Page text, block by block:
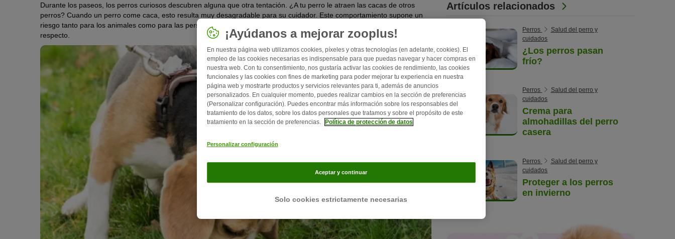
Durante los paseos, los perros curiosos descubren alguna que otra tentación. ¿A tu perro le atraen las cacas de otros
perros? Cuando un perro come caca, esto resulta muy desagradable para su cuidador. Este comportamiento supone un
riesgo tanto para los animales como para las personas. Te explicamos cómo hallar la causa y qué puedes hacer al
respecto.
Artículos relacionados
Perros
Salud del perro y
cuidados
¿Los perros pasan
frío?
Perros
Salud del perro y
cuidados
Crema para
almohadillas del perro
casera
Perros
Salud del perro y
cuidados
Proteger a los perros
en invierno
¡Ayúdanos a mejorar zooplus!
En nuestra página web utilizamos cookies, píxeles y otras tecnologías (en adelante, cookies). El
empleo de las cookies necesarias es indispensable para que puedas navegar y hacer compras en
nuestra web. Con tu consentimiento, nos gustaría activar las cookies de rendimiento, las cookies
funcionales y las cookies con fines de marketing para poder mejorar tu experiencia en nuestra
página web y mostrarte productos y servicios relevantes para ti, además de anuncios
personalizados. En cualquier momento, puedes realizar cambios en la sección de preferencias
(Personalizar configuración). Puedes encontrar más información sobre los responsables del
tratamiento de los datos, sobre los datos personales que tratamos y sobre el propósito de este
tratamiento en la sección de preferencias.
Política de protección de datos
Personalizar configuración
Solo cookies estrictamente necesarias
Aceptar y continuar